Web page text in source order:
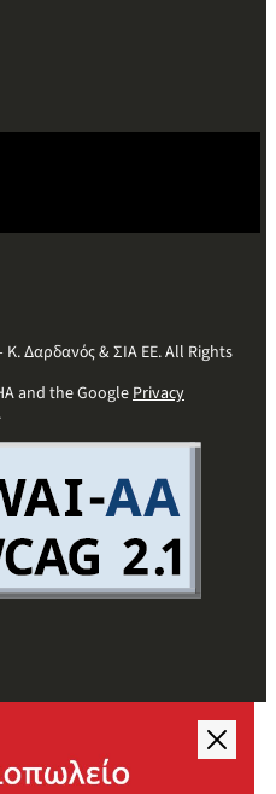
Δαρδανός & ΣΙΑ ΕΕ. All Rights
and the GooglePrivacy